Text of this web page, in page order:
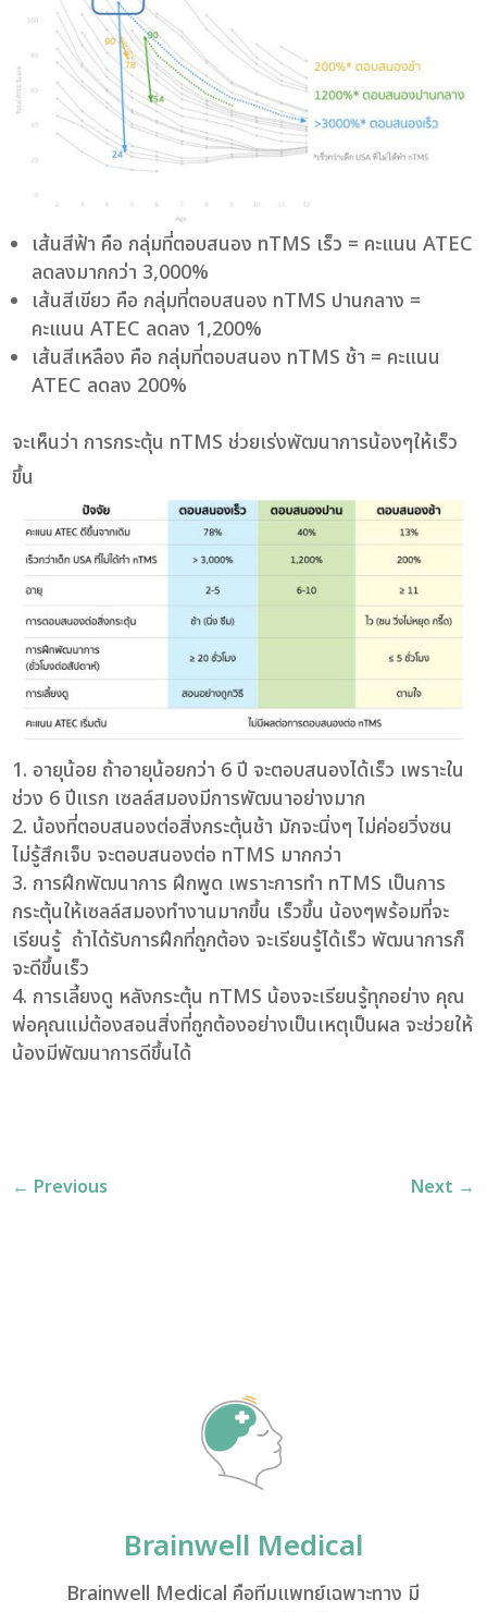
เส้นสีฟ้า คือ กลุ่มที่ตอบสนอง nTMS เร็ว = คะแนน ATEC
ลดลงมากกว่า 3,000%
เส้นสีเขียว คือ กลุ่มที่ตอบสนอง nTMS ปานกลาง =
คะแนน ATEC ลดลง 1,200%
เส้นสีเหลือง คือ กลุ่มที่ตอบสนอง nTMS ช้า = คะแนน
ATEC ลดลง 200%
จะเห็นว่า การกระตุ้น nTMS ช่วยเร่งพัฒนาการน้องๆให้เร็ว
ขึ้น
อายุน้อย ถ้าอายุน้อยกว่า 6 ปี จะตอบสนองได้เร็ว เพราะใน
ช่วง 6 ปีแรก เซลล์สมองมีการพัฒนาอย่างมาก
น้องที่ตอบสนองต่อสิ่งกระตุ้นช้า มักจะนิ่งๆ ไม่ค่อยวิ่งซน
ไม่รู้สึกเจ็บ จะตอบสนองต่อ nTMS มากกว่า
การฝึกพัฒนาการ ฝึกพูด เพราะการทำ nTMS เป็นการ
กระตุ้นให้เซลล์สมองทำงานมากขึ้น เร็วขึ้น น้องๆพร้อมที่จะ
เรียนรู้ ถ้าได้รับการฝึกที่ถูกต้อง จะเรียนรู้ได้เร็ว พัฒนาการก็
จะดีขึ้นเร็ว
การเลี้ยงดู หลังกระตุ้น nTMS น้องจะเรียนรู้ทุกอย่าง คุณ
พ่อคุณแม่ต้องสอนสิ่งที่ถูกต้องอย่างเป็นเหตุเป็นผล จะช่วยให้
น้องมีพัฒนาการดีขึ้นได้
← Previous Next →
Brainwell Medical
Brainwell Medical คือทีมแพทย์เฉพาะทาง มี